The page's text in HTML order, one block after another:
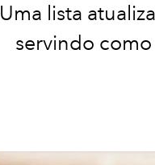
Uma lista
servindo